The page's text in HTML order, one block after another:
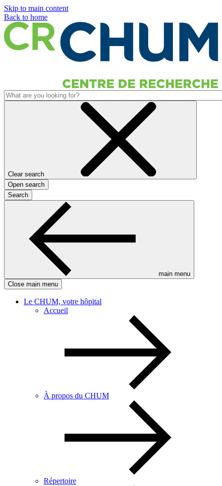
Skip to main content
Back to home
Clear search
Open search
Search
main menu
Close main menu
Le CHUM, votre hôpital
Accueil
À propos du CHUM
Répertoire